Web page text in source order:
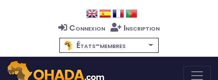
Connexion
Inscription
États-membres